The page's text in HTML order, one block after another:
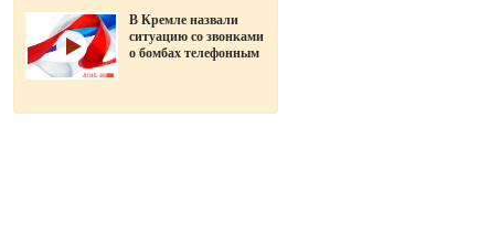
В Кремле назвали
ситуацию со звонками
о бомбах телефонным